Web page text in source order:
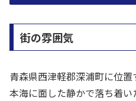
街の雰囲気
青森県西津軽郡深浦町に位
本海に面した静かで落ち着